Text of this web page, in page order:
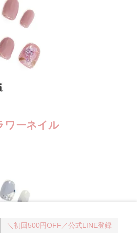
ワーネイル
＼初回500円OFF／公式LINE登録